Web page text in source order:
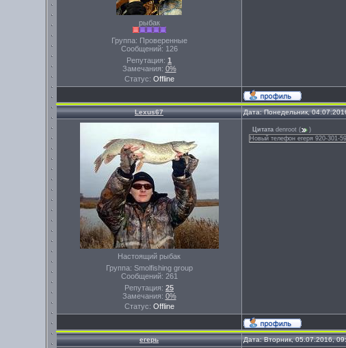
рыбак
Группа: Проверенные
Сообщений: 126
Репутация: 1
Замечания: 0%
Статус: Offline
Lexus67 Дата: Понедельник,
Настоящий рыбак
Группа: Smolfishing group
Сообщений: 261
Репутация: 25
Замечания: 0%
Статус: Offline
Цитата denroot (
)
Новый телефон егеря 920-301-
егерь Дата: Вторник, 05.07.2016,